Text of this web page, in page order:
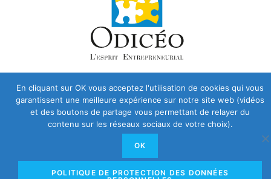
En cliquant sur OK vous acceptez l'utilisation de cookies qui vous
garantissent une meilleure expérience sur notre site web (vidéos
et des boutons de partage vous permettant de relayer du
contenu sur les réseaux sociaux de votre choix).
OK
POLITIQUE DE PROTECTION DES DONNÉES